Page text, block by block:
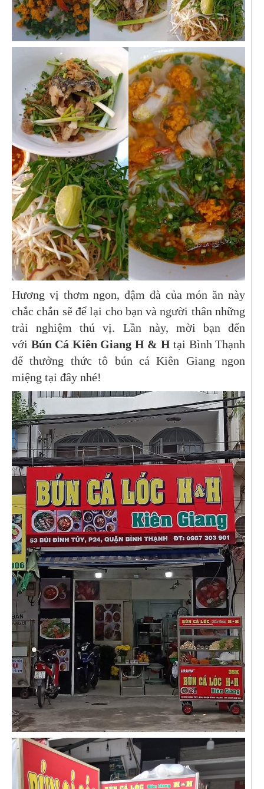
Hương vị thơm ngon, đậm đà của món ăn này
chắc chắn sẽ để lại cho bạn và người thân những
trải nghiệm thú vị. Lần này, mời bạn đến
với Bún Cá Kiên Giang H & Htại Bình Thạnh
để thưởng thức tô bún cá Kiên Giang ngon
miệng tại đây nhé!